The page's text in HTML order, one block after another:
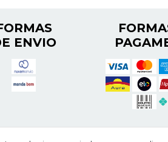
ENVIO